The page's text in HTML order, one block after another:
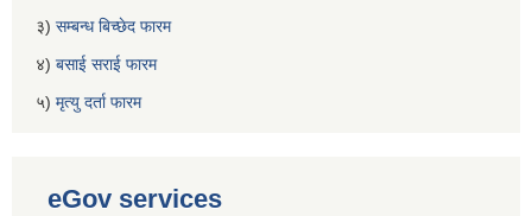
३) सम्बन्ध बिच्छेद फारम
४) बसाई सराई फारम
५) मृत्यु दर्ता फारम
eGov services